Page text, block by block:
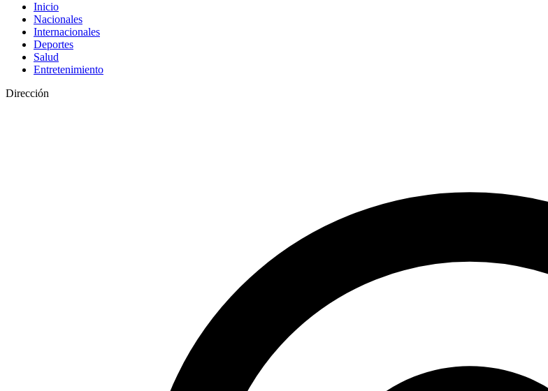
Inicio
Nacionales
Internacionales
Deportes
Salud
Entretenimiento
Dirección